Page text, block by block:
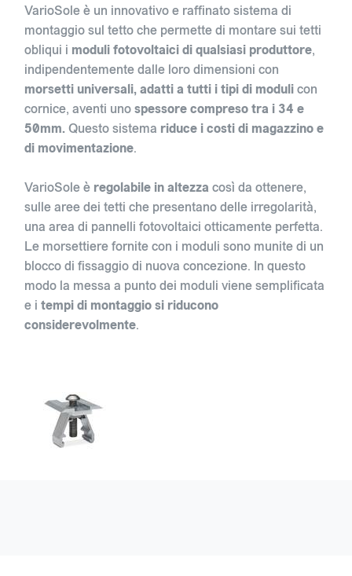
VarioSole è un innovativo e raffinato sistema di
montaggio sul tetto che permette di montare sui tetti
obliqui i moduli fotovoltaici di qualsiasi produttore,
indipendentemente dalle loro dimensioni con
morsetti universali, adatti a tutti i tipi di modulicon
cornice, aventi unospessore compreso tra i 34 e
50mm.Questo sistema riduce i costi di magazzino e
di movimentazione.
VarioSole è regolabile in altezza così da ottenere,
sulle aree dei tetti che presentano delle irregolarità,
una area di pannelli fotovoltaici otticamente perfetta.
Le morsettiere fornite con i moduli sono munite di un
blocco di fissaggio di nuova concezione. In questo
modo la messa a punto dei moduli viene semplificata
e i tempi di montaggio si riducono
considerevolmente.